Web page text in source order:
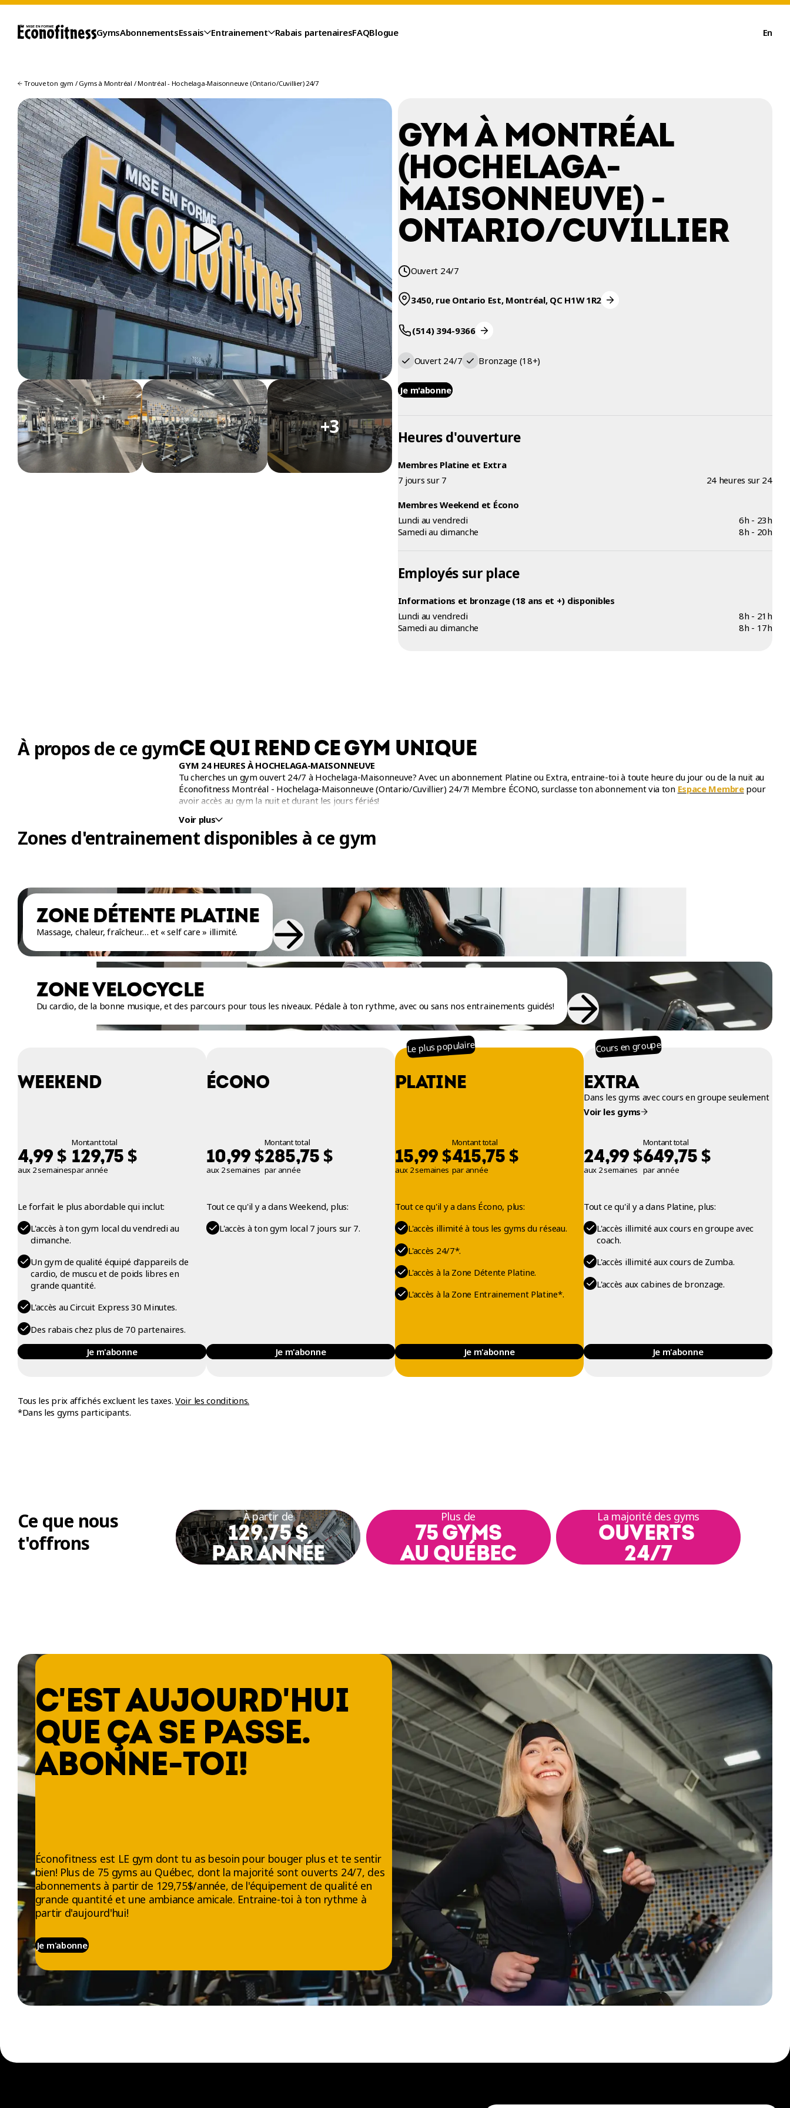
ESSAIS
ENTRAINEMENT
GymsAbonnementsEssais Entrainement Rabais partenairesFAQBlogue En
Trouve ton gym / Gyms à Montréal /Montréal - Hochelaga-Maisonneuve (Ontario/Cuvillier) 24/7
+3
GYM À MONTRÉAL
(HOCHELAGA-
MAISONNEUVE) -
ONTARIO/CUVILLIER
Ouvert 24/7
3450, rue Ontario Est, Montréal, QC H1W 1R2
(514) 394-9366
Ouvert 24/7 Bronzage (18+)
Je m'abonne
Heures d'ouverture
Membres Platine et Extra
7 jours sur 7
24 heures sur 24
Membres Weekend et Écono
Lundi au vendredi
6h - 23h
Samedi au dimanche
8h - 20h
Employés sur place
Informations et bronzage (18 ans et +) disponibles
Lundi au vendredi
8h - 21h
Samedi au dimanche
8h - 17h
À propos de ce gymCE QUI REND CE GYM UNIQUE
GYM 24 HEURES À HOCHELAGA-MAISONNEUVE
Tu cherches un gym ouvert 24/7 à Hochelaga-Maisonneuve? Avec un abonnement Platine ou Extra, entraine-toi à toute heure du jour ou de la nuit au
Éconofitness Montréal - Hochelaga-Maisonneuve (Ontario/Cuvillier) 24/7! Membre ÉCONO, surclasse ton abonnement via ton Espace Membrepour
avoir accès au gym la nuit et durant les jours fériés!
Voir plus
Zones d'entrainement disponibles à ce gym
ZONE DÉTENTE PLATINE
Massage, chaleur, fraîcheur… et « self care » illimité.
ZONE VELOCYCLE
Du cardio, de la bonne musique, et des parcours pour tous les niveaux. Pédale à ton rythme, avec ou sans nos entrainements guidés!
WEEKEND
4,99$
aux 2 semaines
Montant total
129,75 $
par année
Le forfait le plus abordable qui inclut:
L'accès à ton gym local du vendredi au
dimanche.
Un gym de qualité équipé d'appareils de
cardio, de muscu et de poids libres en
grande quantité.
L'accès au Circuit Express 30 Minutes.
Des rabais chez plus de 70 partenaires.
Je m'abonne
ÉCONO
10,99$
aux 2 semaines
Montant total
285,75 $
par année
Tout ce qu'il y a dans Weekend, plus:
L'accès à ton gym local 7 jours sur 7.
Je m'abonne
Le plus populaire
PLATINE
15,99$
aux 2 semaines
Montant total
415,75 $
par année
Tout ce qu'il y a dans Écono, plus:
L'accès illimité à tous les gyms du réseau.
L'accès 24/7*.
L'accès à la Zone Détente Platine.
L'accès à la Zone Entrainement Platine*.
Je m'abonne
Cours en groupe
EXTRA
Dans les gyms avec cours en groupe seulement
Voir les gyms
24,99$
aux 2 semaines
Montant total
649,75 $
par année
Tout ce qu'il y a dans Platine, plus:
L'accès illimité aux cours en groupe avec
coach.
L'accès illimité aux cours de Zumba.
L'accès aux cabines de bronzage.
Je m'abonne
Tous les prix affichés excluent les taxes.Voir les conditions.
*Dans les gyms participants.
Ce que nous
t'offrons
À partir de
129,75 $
PAR ANNÉE
Plus de
75 GYMS
AU QUÉBEC
La majorité des gyms
OUVERTS
24/7
C'EST AUJOURD'HUI
QUE ÇA SE PASSE.
ABONNE-TOI!
Éconofitness est LE gym dont tu as besoin pour bouger plus et te sentir
bien! Plus de 75 gyms au Québec, dont la majorité sont ouverts 24/7, des
abonnements à partir de 129,75$/année, de l'équipement de qualité en
grande quantité et une ambiance amicale. Entraine-toi à ton rythme à
partir d'aujourd'hui!
Je m'abonne